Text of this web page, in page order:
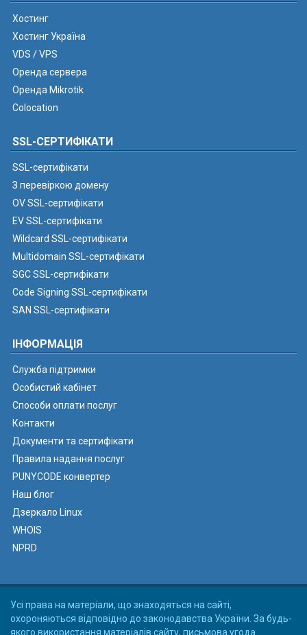
Хостинг
Хостинг Україна
VDS / VPS
Оренда сервера
Оренда Mikrotik
Colocation
SSL-СЕРТИФІКАТИ
SSL-сертифікати
З перевіркою домену
OV SSL-сертифікати
EV SSL-сертифікати
Wildcard SSL-сертифікати
Multidomain SSL-сертифікати
SGC SSL-сертифікати
Code Signing SSL-сертифікати
SAN SSL-сертифікати
ІНФОРМАЦІЯ
Служба підтримки
Особистий кабінет
Способи оплати послуг
Контакти
Документи та сертифікати
Правила надання послуг
PUNYCODE конвертер
Наш блог
Дзеркало Linux
WHOIS
NPRD
Усі права на матеріали, що знаходяться на сайті,
охороняються відповідно до законодавства України. За будь-
якого використання матеріалів сайту, письмова угода